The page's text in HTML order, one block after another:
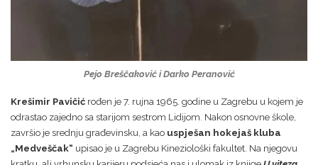
Pejo Breščaković i Darko Peranović
Krešimir Pavičić rođen je 7. rujna 1965. godine u Zagrebu u kojem je
odrastao zajedno sa starijom sestrom Lidijom. Nakon osnovne škole,
završio je srednju građevinsku, a kao uspješan hokejaš kluba
„Medveščak“ upisao je u Zagrebu Kineziološki fakultet. Na njegovu